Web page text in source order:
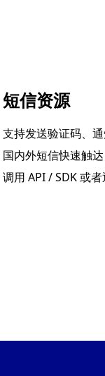
短信资源
支持发送验证码、
国内外短信快速触达
调用 API / SDK 或